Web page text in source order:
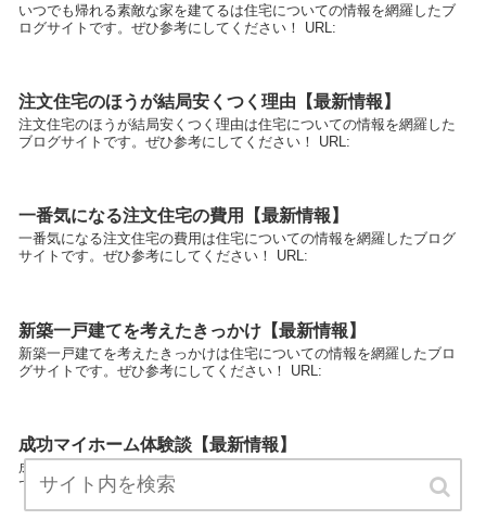
いつでも帰れる素敵な家を建てるは住宅についての情報を網羅したブ
ログサイトです。ぜひ参考にしてください！ URL:
注文住宅のほうが結局安くつく理由【最新情報】
注文住宅のほうが結局安くつく理由は住宅についての情報を網羅した
ブログサイトです。ぜひ参考にしてください！ URL:
一番気になる注文住宅の費用【最新情報】
一番気になる注文住宅の費用は住宅についての情報を網羅したブログ
サイトです。ぜひ参考にしてください！ URL:
新築一戸建てを考えたきっかけ【最新情報】
新築一戸建てを考えたきっかけは住宅についての情報を網羅したブロ
グサイトです。ぜひ参考にしてください！ URL:
成功マイホーム体験談【最新情報】
成功マイホーム体験談は住宅についての情報を網羅したブログサイト
です。ぜひ参考にしてください！ URL: